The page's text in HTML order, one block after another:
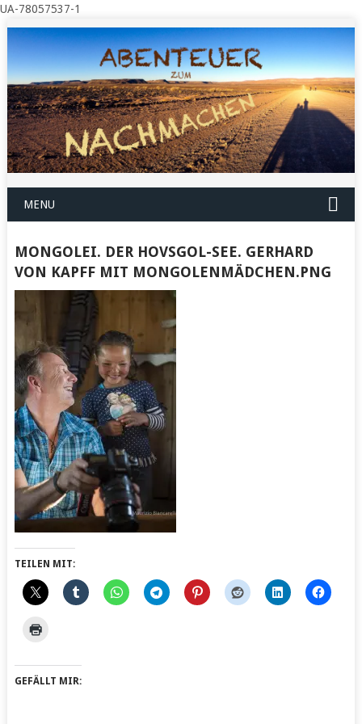
UA-78057537-1
MENU
MONGOLEI. DER HOVSGOL-SEE. GERHARD
VON KAPFF MIT MONGOLENMÄDCHEN.PNG
TEILEN MIT:
GEFÄLLT MIR: